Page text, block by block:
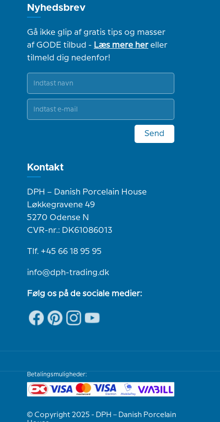
Nyhedsbrev
Gå ikke glip af gratis tips og masser
af GODE tilbud - Læs mere hereller
tilmeld dig nedenfor!
Send
Kontakt
DPH – Danish Porcelain House
Løkkegravene 49
5270 Odense N
CVR-nr.: DK61086013
Tlf. +45 66 18 95 95
info@dph-trading.dk
Følg os på de sociale medier:
Betalingsmuligheder:
© Copyright 2025 - DPH – Danish Porcelain